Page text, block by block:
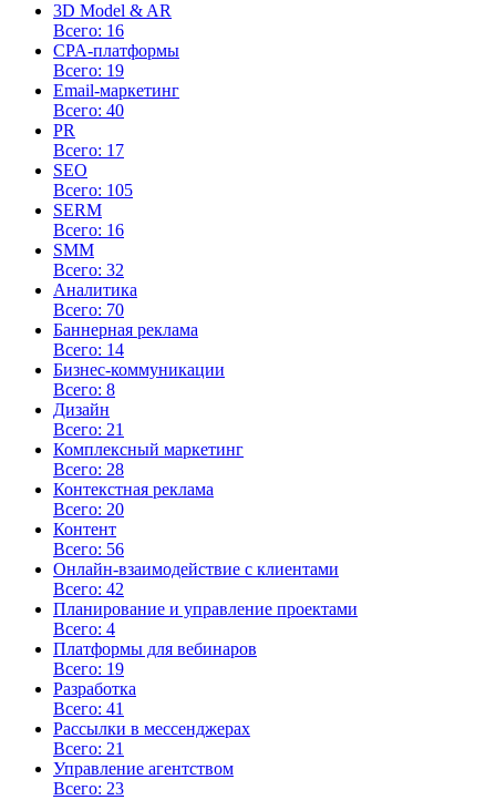
3D Model & AR
Всего: 16
CPA-платформы
Всего: 19
Email-маркетинг
Всего: 40
PR
Всего: 17
SEO
Всего: 105
SERM
Всего: 16
SMM
Всего: 32
Аналитика
Всего: 70
Баннерная реклама
Всего: 14
Бизнес-коммуникации
Всего: 8
Дизайн
Всего: 21
Комплексный маркетинг
Всего: 28
Контекстная реклама
Всего: 20
Контент
Всего: 56
Онлайн-взаимодействие с клиентами
Всего: 42
Планирование и управление проектами
Всего: 4
Платформы для вебинаров
Всего: 19
Разработка
Всего: 41
Рассылки в мессенджерах
Всего: 21
Управление агентством
Всего: 23